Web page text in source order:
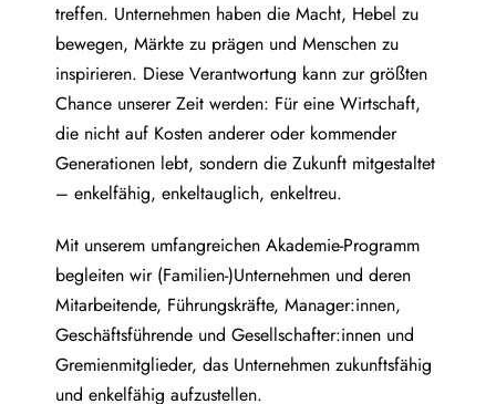
treffen. Unternehmen haben die Macht, Hebel zu
bewegen, Märkte zu prägen und Menschen zu
inspirieren. Diese Verantwortung kann zur größten
Chance unserer Zeit werden: Für eine Wirtschaft,
die nicht auf Kosten anderer oder kommender
Generationen lebt, sondern die Zukunft mitgestaltet
– enkelfähig, enkeltauglich, enkeltreu.
Mit unserem umfangreichen Akademie-Programm
begleiten wir (Familien-)Unternehmen und deren
Mitarbeitende, Führungskräfte, Manager:innen,
Geschäftsführende und Gesellschafter:innen und
Gremienmitglieder, das Unternehmen zukunftsfähig
und enkelfähig aufzustellen.